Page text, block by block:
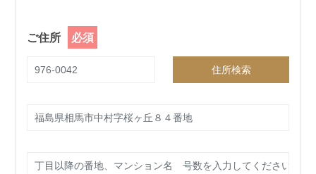
ご住所
住所検索